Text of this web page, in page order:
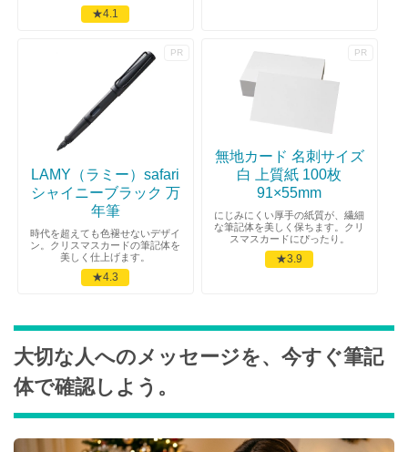
★4.1
LAMY（ラミー）safari
シャイニーブラック 万
年筆
時代を超えても色褪せないデザイ
ン。クリスマスカードの筆記体を
美しく仕上げます。
★4.3
無地カード 名刺サイズ
白 上質紙 100枚
91×55mm
にじみにくい厚手の紙質が、繊細
な筆記体を美しく保ちます。クリ
スマスカードにぴったり。
★3.9
大切な人へのメッセージを、今すぐ筆記
体で確認しよう。